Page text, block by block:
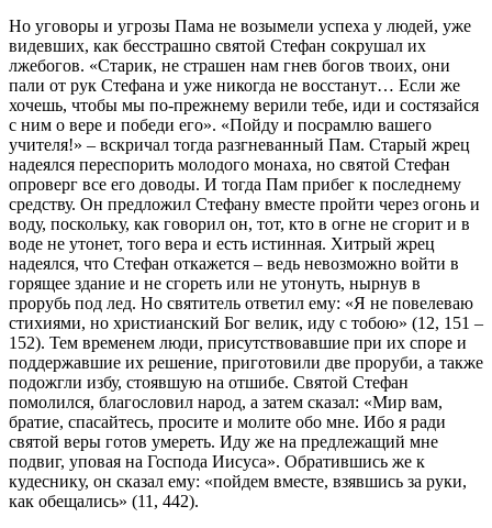
Но уговоры и угрозы Пама не возымели успеха у людей, уже
видевших, как бесстрашно святой Стефан сокрушал их
лжебогов. «Старик, не страшен нам гнев богов твоих, они
пали от рук Стефана и уже никогда не восстанут… Если же
хочешь, чтобы мы по-прежнему верили тебе, иди и состязайся
с ним о вере и победи его». «Пойду и посрамлю вашего
учителя!» – вскричал тогда разгневанный Пам. Старый жрец
надеялся переспорить молодого монаха, но святой Стефан
опроверг все его доводы. И тогда Пам прибег к последнему
средству. Он предложил Стефану вместе пройти через огонь и
воду, поскольку, как говорил он, тот, кто в огне не сгорит и в
воде не утонет, того вера и есть истинная. Хитрый жрец
надеялся, что Стефан откажется – ведь невозможно войти в
горящее здание и не сгореть или не утонуть, нырнув в
прорубь под лед. Но святитель ответил ему: «Я не повелеваю
стихиями, но христианский Бог велик, иду с тобою» (12, 151 –
152). Тем временем люди, присутствовавшие при их споре и
поддержавшие их решение, приготовили две проруби, а также
подожгли избу, стоявшую на отшибе. Святой Стефан
помолился, благословил народ, а затем сказал: «Мир вам,
братие, спасайтесь, просите и молите обо мне. Ибо я ради
святой веры готов умереть. Иду же на предлежащий мне
подвиг, уповая на Господа Иисуса». Обратившись же к
кудеснику, он сказал ему: «пойдем вместе, взявшись за руки,
как обещались» (11, 442).